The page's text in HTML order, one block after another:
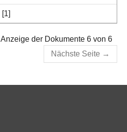
[1]
Anzeige der Dokumente 6 von 6
Nächste Seite →